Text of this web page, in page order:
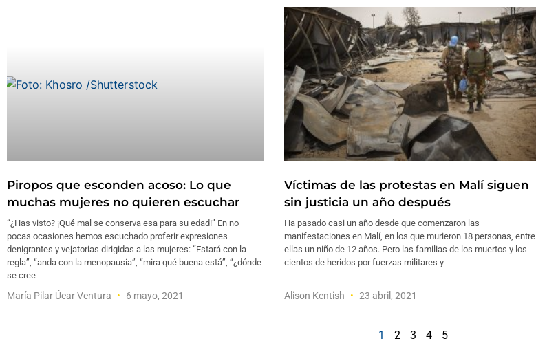
Piropos que esconden acoso: Lo que
muchas mujeres no quieren escuchar
“¿Has visto? ¡Qué mal se conserva esa para su edad!” En no
pocas ocasiones hemos escuchado proferir expresiones
denigrantes y vejatorias dirigidas a las mujeres: “Estará con la
regla”, “anda con la menopausia”, “mira qué buena está”, “¿dónde
se cree
María Pilar Úcar Ventura 6 mayo, 2021
Víctimas de las protestas en Malí siguen
sin justicia un año después
Ha pasado casi un año desde que comenzaron las
manifestaciones en Malí, en los que murieron 18 personas, entre
ellas un niño de 12 años. Pero las familias de los muertos y los
cientos de heridos por fuerzas militares y
Alison Kentish 23 abril, 2021
1 2 3 4 5